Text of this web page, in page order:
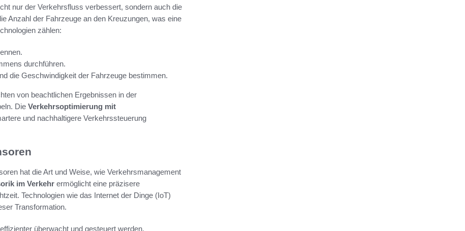
nur der Verkehrsfluss verbessert, sondern auch die
Anzahl der Fahrzeuge an den Kreuzungen, was eine
zählen:
durchführen.
die Geschwindigkeit der Fahrzeuge bestimmen.
von beachtlichen Ergebnissen in der
Die Verkehrsoptimierung mit
und nachhaltigere Verkehrssteuerung
hat die Art und Weise, wie Verkehrsmanagement
im Verkehr ermöglicht eine präzisere
Technologien wie das Internet der Dinge (IoT)
Transformation.
überwacht und gesteuert werden.